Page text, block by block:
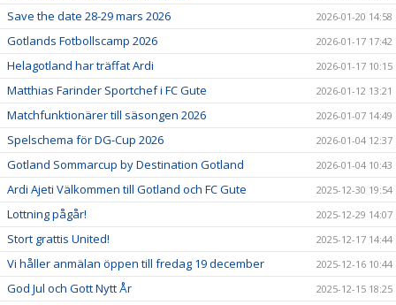
Save the date 28-29 mars 2026 2026-01-20 14:58
Gotlands Fotbollscamp 2026 2026-01-17 17:42
Helagotland har träffat Ardi 2026-01-17 10:15
Matthias Farinder Sportchef i FC Gute 2026-01-12 13:21
Matchfunktionärer till säsongen 2026 2026-01-07 14:49
Spelschema för DG-Cup 2026 2026-01-04 12:37
Gotland Sommarcup by Destination Gotland 2026-01-04 10:43
Ardi Ajeti Välkommen till Gotland och FC Gute 2025-12-30 19:54
Lottning pågår! 2025-12-29 14:07
Stort grattis United! 2025-12-17 14:44
Vi håller anmälan öppen till fredag 19 december 2025-12-16 10:44
God Jul och Gott Nytt År 2025-12-15 18:25